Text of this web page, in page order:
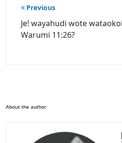
Post
navigation
Previous
Je! wayahudi wote
Warumi 11:26?
About the author